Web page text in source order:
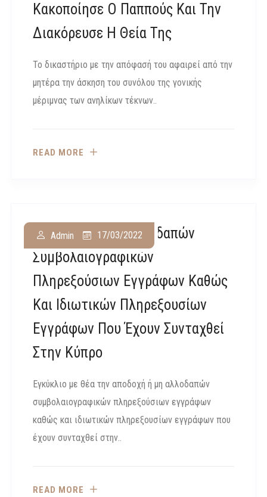
Κακοποίησε Ο Παππούς Και Την
Διακόρευσε Η Θεία Της
Το δικαστήριο με την απόφασή του αφαιρεί από την
μητέρα την άσκηση του συνόλου της γονικής
μέριμνας των ανηλίκων τέκνων..
READ MORE
Αποδοχή Ή Μη Αλλοδαπών
Συμβολαιογραφικών
Πληρεξούσιων Εγγράφων Καθώς
Και Ιδιωτικών Πληρεξουσίων
Εγγράφων Που Έχουν Συνταχθεί
Στην Κύπρο
Admin 17/03/2022
Εγκύκλιο με θέα την αποδοχή ή μη αλλοδαπών
συμβολαιογραφικών πληρεξούσιων εγγράφων
καθώς και ιδιωτικών πληρεξουσίων εγγράφων που
έχουν συνταχθεί στην..
READ MORE